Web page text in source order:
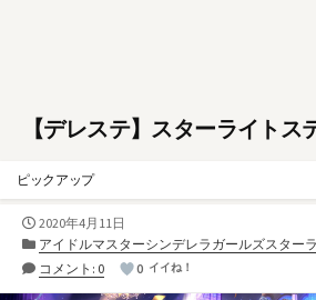
【デレステ】スターライト
ピックアップ
公
開
日
2020年4月11日
カ
テ
アイドルマスターシンデレラガールズスター
コメント: 0
0 イイね！